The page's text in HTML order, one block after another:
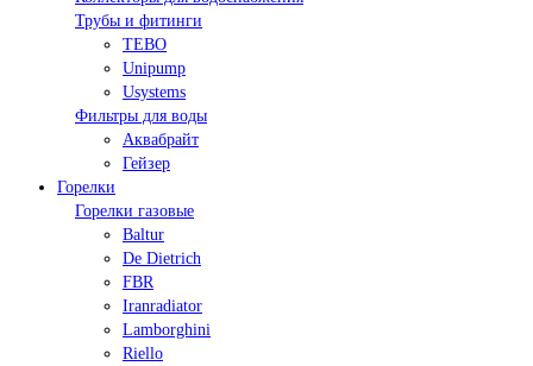
Трубы и фитинги
TEBO
Unipump
Usystems
Фильтры для воды
Аквабрайт
Гейзер
Горелки
Горелки газовые
Baltur
De Dietrich
FBR
Iranradiator
Lamborghini
Riello